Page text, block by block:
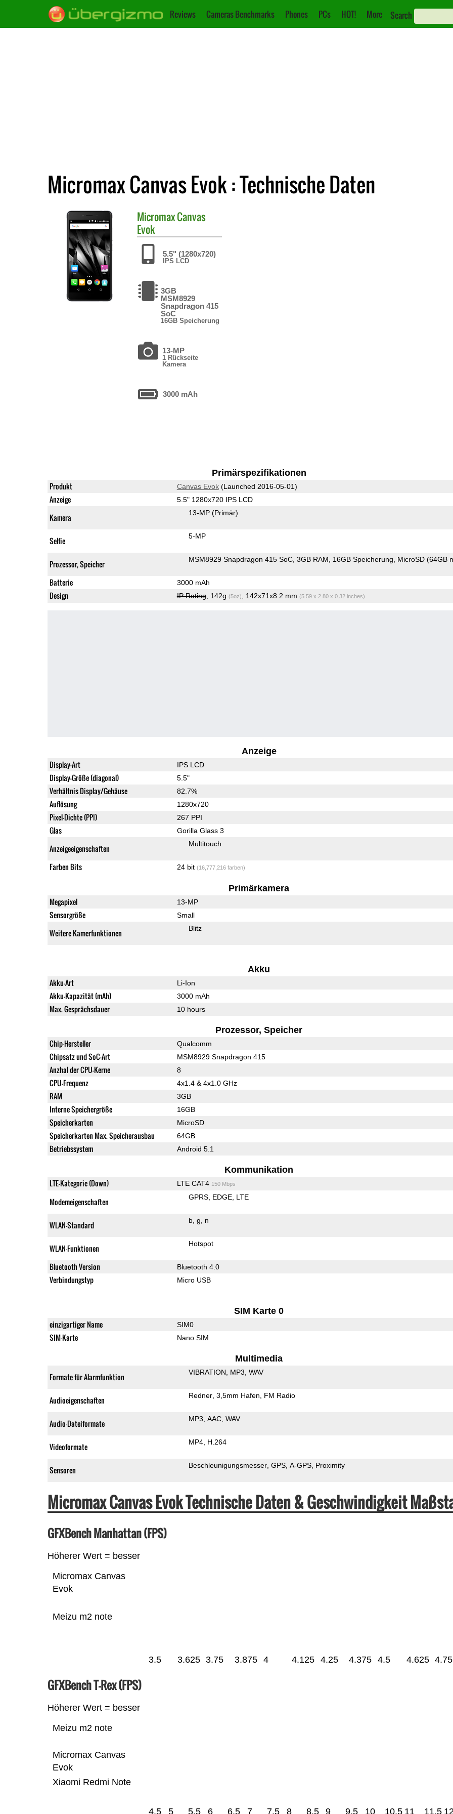
Reviews Cameras Benchmarks Phones PCs HOT! More Search
Micromax Canvas Evok : Technische Daten
MicromaxCanvas
Evok
5.5" (1280x720)
IPS LCD
3GB
MSM8929
Snapdragon 415
SoC
16GB Speicherung
13-MP
1 Rückseite
Kamera
3000 mAh
Primärspezifikationen
Produkt Canvas Evok(Launched 2016-05-01)
Anzeige 5.5" 1280x720 IPS LCD
Kamera 13-MP (Primär)
Selfie 5-MP
Prozessor, Speicher MSM8929 Snapdragon 415 SoC 3GB RAM 16GB Speicherung MicroSD (64GB
Batterie 3000 mAh
Design IP Rating, 142g (5oz) , 142x71x8.2 mm (5.59 x 2.80 x 0.32 inches)
Anzeige
Display-Art IPS LCD
Display-Größe (diagonal) 5.5"
Verhältnis Display/Gehäuse 82.7%
Auflösung 1280x720
Pixel-Dichte (PPI) 267 PPI
Glas Gorilla Glass 3
Anzeigeeigenschaften Multitouch
Farben Bits 24 bit (16,777,216 farben)
Primärkamera
Megapixel 13-MP
Sensorgröße Small
Weitere Kamerfunktionen Blitz
Akku
Akku-Art Li-Ion
Akku-Kapazität (mAh) 3000 mAh
Max. Gesprächsdauer 10 hours
Prozessor, Speicher
Chip-Hersteller Qualcomm
Chipsatz und SoC-Art MSM8929 Snapdragon 415
Anzhal der CPU-Kerne 8
CPU-Frequenz 4x1.4 & 4x1.0 GHz
RAM 3GB
Interne Speichergröße 16GB
Speicherkarten MicroSD
Speicherkarten Max. Speicherausbau 64GB
Betriebssystem Android 5.1
Kommunikation
LTE-Kategorie (Down) LTE CAT4 150 Mbps
Modemeigenschaften GPRS EDGE LTE
WLAN-Standard b g n
WLAN-Funktionen Hotspot
Bluetooth Version Bluetooth 4.0
Verbindungstyp Micro USB
SIM Karte 0
einzigartiger Name SIM0
SIM-Karte Nano SIM
Multimedia
Formate für Alarmfunktion VIBRATION MP3 WAV
Audioeigenschaften Redner 3,5mm Hafen FM Radio
Audio-Dateiformate MP3 AAC WAV
Videoformate MP4 H.264
Sensoren Beschleunigungsmesser GPS A-GPS Proximity
Micromax Canvas Evok Technische Daten & Geschwindigkeit
GFXBench Manhattan (FPS)
Höherer Wert = besser
Meizu m2 note
Micromax Canvas
Evok
3.5 3.625 3.75 3.875 4 4.125 4.25 4.375 4.5 4.625 4.75
GFXBench T-Rex (FPS)
Höherer Wert = besser
Xiaomi Redmi Note
Micromax Canvas
Evok
Meizu m2 note
4.5 5 5.5 6 6.5 7 7.5 8 8.5 9 9.5 10 10.5 11 11.5